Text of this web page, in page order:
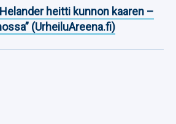
heitti kunnon kaaren –
(UrheiluAreena.fi)